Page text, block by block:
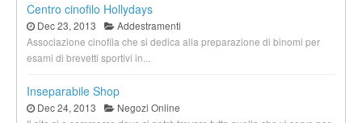
Centro cinofilo Hollydays
Dec 23, 2013
Addestramenti
Associazione cinofila che si dedica alla preparazione di binomi per
esami di brevetti sportivi in...
Inseparabile Shop
Dec 24, 2013
Negozi Online